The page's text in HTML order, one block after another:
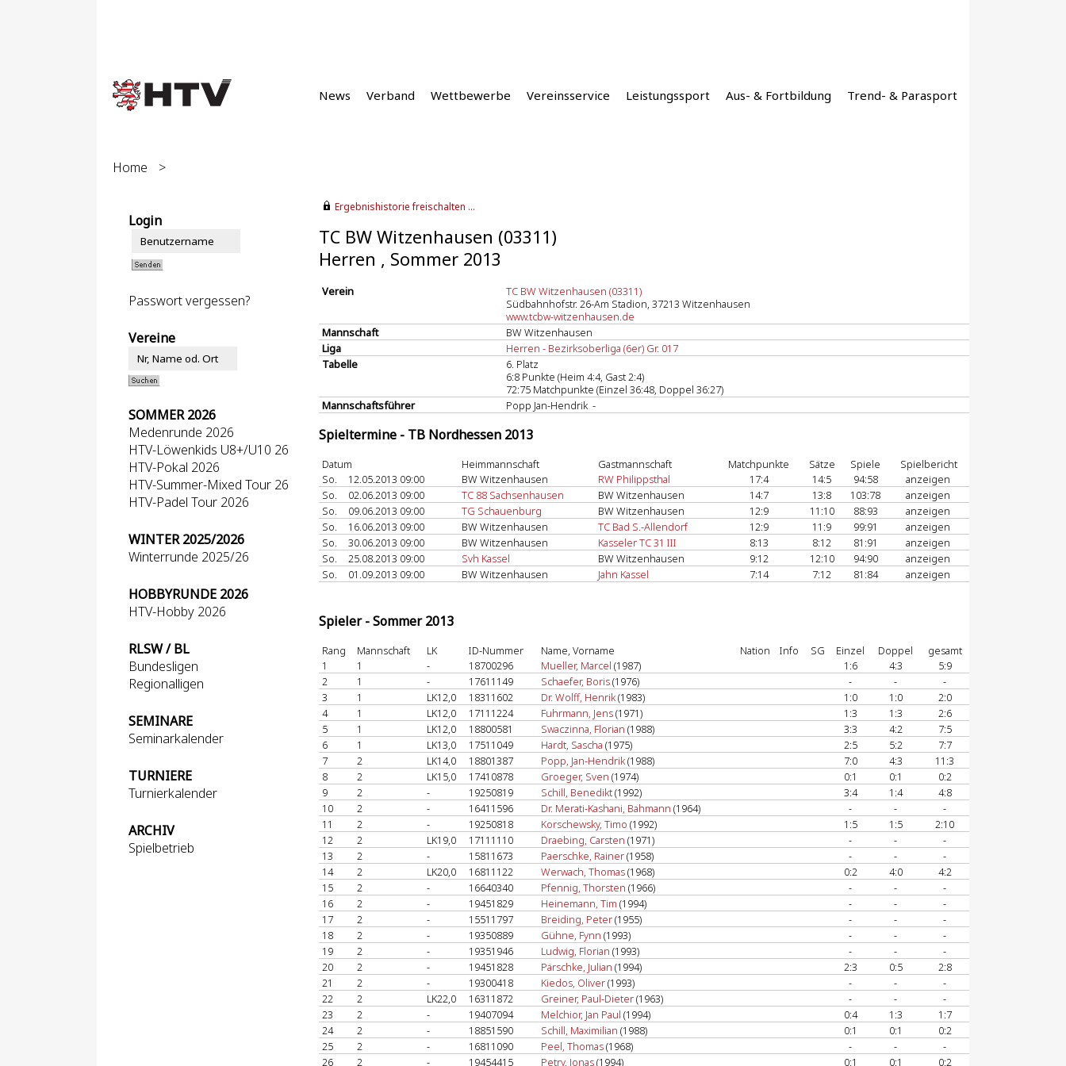
News Verband Wettbewerbe Vereinsservice Leistungssport Aus- & Fortbildung Trend- & Parasport
Home >
Login
Passwort vergessen?
Vereine
SOMMER 2026
Medenrunde 2026
HTV-Löwenkids U8+/U10 26
HTV-Pokal 2026
HTV-Summer-Mixed Tour 26
HTV-Padel Tour 2026
WINTER 2025/2026
Winterrunde 2025/26
HOBBYRUNDE 2026
HTV-Hobby 2026
RLSW / BL
Bundesligen
Regionalligen
SEMINARE
Seminarkalender
TURNIERE
Turnierkalender
ARCHIV
Spielbetrieb
Ergebnishistorie freischalten ...
TC BW Witzenhausen (03311)
Herren , Sommer 2013
Verein
TC BW Witzenhausen (03311)
Südbahnhofstr. 26-Am Stadion, 37213 Witzenhausen
www.tcbw-witzenhausen.de
Mannschaft
BW Witzenhausen
Liga
Herren - Bezirksoberliga (6er) Gr. 017
Tabelle
6. Platz
6:8 Punkte (Heim 4:4, Gast 2:4)
72:75 Matchpunkte (Einzel 36:48, Doppel 36:27)
Mannschaftsführer
Popp Jan-Hendrik -
Spieltermine - TB Nordhessen 2013
Datum Heimmannschaft Gastmannschaft Matchpunkte Sätze Spiele
Spielbericht
So.
12.05.2013 09:00 BW Witzenhausen RW Philippsthal 17:4 14:5 94:58
anzeigen
So.
02.06.2013 09:00 TC 88 Sachsenhausen BW Witzenhausen 14:7 13:8 103:78
anzeigen
So.
09.06.2013 09:00 TG Schauenburg BW Witzenhausen 12:9 11:10 88:93
anzeigen
So.
16.06.2013 09:00 BW Witzenhausen TC Bad S.-Allendorf 12:9 11:9 99:91
anzeigen
So.
30.06.2013 09:00 BW Witzenhausen Kasseler TC 31 III 8:13 8:12 81:91
anzeigen
So.
25.08.2013 09:00 Svh Kassel BW Witzenhausen 9:12 12:10 94:90
anzeigen
So.
01.09.2013 09:00 BW Witzenhausen Jahn Kassel 7:14 7:12 81:84 anzeigen
Spieler - Sommer 2013
Rang Mannschaft LK ID-Nummer Name, Vorname Nation Info SG Einzel Doppel
gesamt
1
1 - 18700296 Mueller, Marcel (1987) 1:6 4:3
5:9
2
1 - 17611149 Schaefer, Boris(1976) - -
-
3
1 LK12,0 18311602 Dr. Wolff, Henrik(1983) 1:0 1:0
2:0
4
1 LK12,0 17111224 Fuhrmann, Jens(1971) 1:3 1:3
2:6
5
1 LK12,0 18800581 Swaczinna, Florian (1988) 3:3 4:2
7:5
6
1 LK13,0 17511049 Hardt, Sascha (1975) 2:5 5:2
7:7
7
2 LK14,0 18801387 Popp, Jan-Hendrik(1988) 7:0 4:3
11:3
8
2 LK15,0 17410878 Groeger, Sven (1974) 0:1 0:1
0:2
9
2 - 19250819 Schill, Benedikt(1992) 3:4 1:4
4:8
10
2 - 16411596 Dr. Merati-Kashani, Bahmann (1964) - -
-
11
2 - 19250818 Korschewsky, Timo (1992) 1:5 1:5
2:10
12
2 LK19,0 17111110 Draebing, Carsten (1971) - -
-
13
2 - 15811673 Paerschke, Rainer(1958) - -
-
14
2 LK20,0 16811122 Werwach, Thomas(1968) 0:2 4:0
4:2
15
2 - 16640340 Pfennig, Thorsten (1966) - -
-
16
2 - 19451829 Heinemann, Tim (1994) - -
-
17
2 - 15511797 Breiding, Peter(1955) - -
-
18
2 - 19350889 Gühne, Fynn (1993) - -
-
19
2 - 19351946 Ludwig, Florian (1993) - -
-
20
2 - 19451828 Pärschke, Julian (1994) 2:3 0:5
2:8
21
2 - 19300418 Kiedos, Oliver(1993) - -
-
22
2 LK22,0 16311872 Greiner, Paul-Dieter(1963) - -
-
23
2 - 19407094 Melchior, Jan Paul (1994) 0:4 1:3
1:7
24
2 - 18851590 Schill, Maximilian (1988) 0:1 0:1
0:2
25
2 - 16811090 Peel, Thomas(1968) - -
-
26
2 - 19454415 Petry, Jonas(1994) 0:1 0:1 0:2